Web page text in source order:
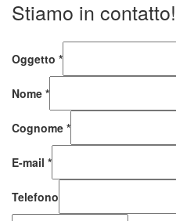
Stiamo in contatto!
Oggetto *
Nome *
Cognome *
E-mail *
Telefono